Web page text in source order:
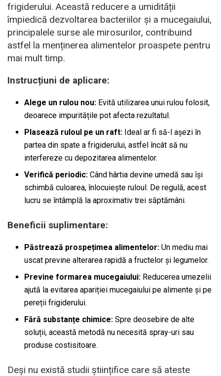
frigiderului. Această reducere a umidității
împiedică dezvoltarea bacteriilor și a mucegaiului,
principalele surse ale mirosurilor, contribuind
astfel la menținerea alimentelor proaspete pentru
mai mult timp.
Instrucțiuni de aplicare:
Alege un rulou nou: Evită utilizarea unui rulou folosit,
deoarece impuritățile pot afecta rezultatul.
Plasează ruloul pe un raft: Ideal ar fi să-l așezi în
partea din spate a frigiderului, astfel încât să nu
interfereze cu depozitarea alimentelor.
Verifică periodic: Când hârtia devine umedă sau își
schimbă culoarea, înlocuiește ruloul. De regulă, acest
lucru se întâmplă la aproximativ trei săptămâni.
Beneficii suplimentare:
Păstrează prospețimea alimentelor: Un mediu mai
uscat previne alterarea rapidă a fructelor și legumelor.
Previne formarea mucegaiului: Reducerea umezelii
ajută la evitarea apariției mucegaiului pe alimente și pe
pereții frigiderului.
Fără substanțe chimice: Spre deosebire de alte
soluții, această metodă nu necesită spray-uri sau
produse costisitoare.
Deși nu există studii științifice care să ateste